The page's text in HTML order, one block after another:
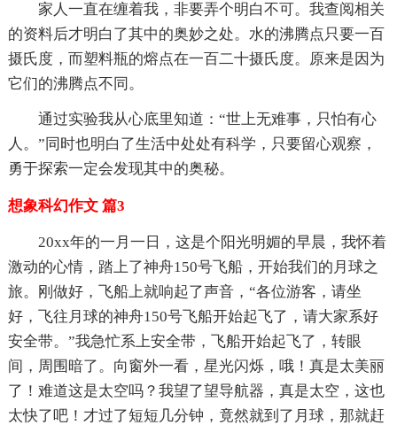
家人一直在缠着我，非要弄个明白不可。我查阅相关
的资料后才明白了其中的奥妙之处。水的沸腾点只要一百
摄氏度，而塑料瓶的熔点在一百二十摄氏度。原来是因为
它们的沸腾点不同。
通过实验我从心底里知道：“世上无难事，只怕有心
人。”同时也明白了生活中处处有科学，只要留心观察，
勇于探索一定会发现其中的奥秘。
想象科幻作文 篇3
20xx年的一月一日，这是个阳光明媚的早晨，我怀着
激动的心情，踏上了神舟150号飞船，开始我们的月球之
旅。刚做好，飞船上就响起了声音，“各位游客，请坐
好，飞往月球的神舟150号飞船开始起飞了，请大家系好
安全带。”我急忙系上安全带，飞船开始起飞了，转眼
间，周围暗了。向窗外一看，星光闪烁，哦！真是太美丽
了！难道这是太空吗？我望了望导航器，真是太空，这也
太快了吧！才过了短短几分钟，竟然就到了月球，那就赶